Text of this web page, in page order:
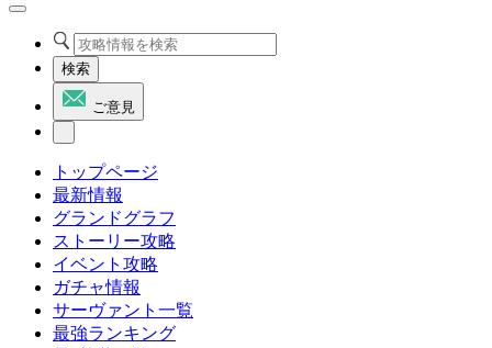
検索
ご意見
トップページ
最新情報
グランドグラフ
ストーリー攻略
イベント攻略
ガチャ情報
サーヴァント一覧
最強ランキング